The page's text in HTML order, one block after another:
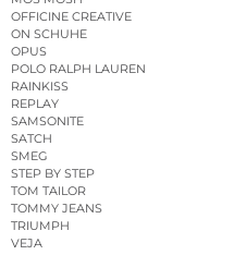
OFFICINE CREATIVE
ON SCHUHE
OPUS
POLO RALPH LAUREN
RAINKISS
REPLAY
SAMSONITE
SATCH
SMEG
STEP BY STEP
TOM TAILOR
TOMMY JEANS
TRIUMPH
VEJA